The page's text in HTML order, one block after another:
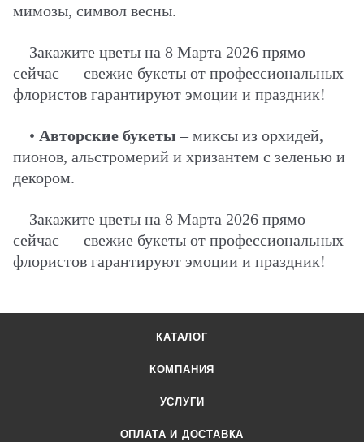
мимозы, символ весны.
Закажите цветы на 8 Марта 2026 прямо
сейчас — свежие букеты от профессиональных
флористов гарантируют эмоции и праздник!
• Авторские букеты– миксы из орхидей,
пионов, альстромерий и хризантем с зеленью и
декором.
Закажите цветы на 8 Марта 2026 прямо
сейчас — свежие букеты от профессиональных
флористов гарантируют эмоции и праздник!
КАТАЛОГ
КОМПАНИЯ
УСЛУГИ
ОПЛАТА И ДОСТАВКА